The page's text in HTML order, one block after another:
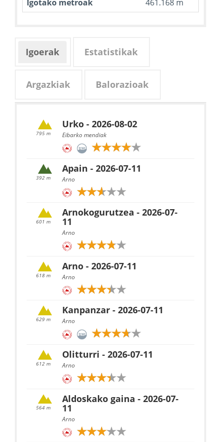
Igotako metroak
461.168 m
Igoerak Estatistikak
Argazkiak Balorazioak
795 m
Urko - 2026-08-02
Eibarko mendiak
392 m
Apain - 2026-07-11
Arno
601 m
Arnokogurutzea - 2026-07-
11
Arno
618 m
Arno - 2026-07-11
Arno
629 m
Kanpanzar - 2026-07-11
Arno
612 m
Olitturri - 2026-07-11
Arno
564 m
Aldoskako gaina - 2026-07-
11
Arno